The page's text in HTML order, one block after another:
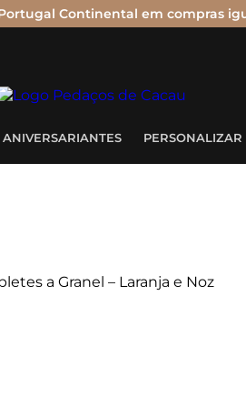
Continental em compras
Nenhum produto no
ANIVERSARIANTES PERSONALIZAR
a Granel – Laranja e Noz